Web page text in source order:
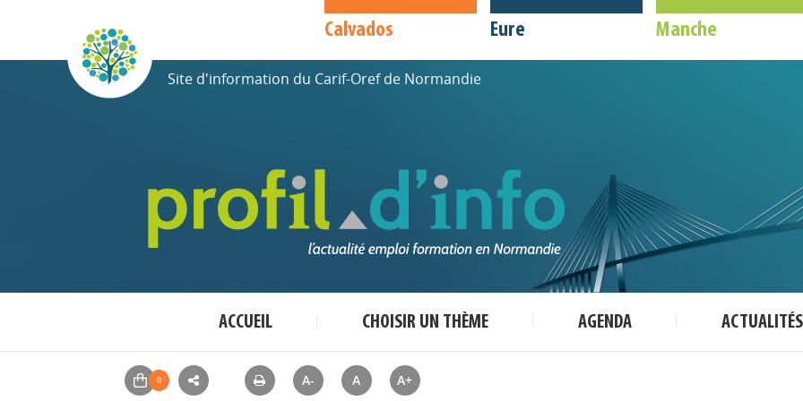
Calvados Eure Manche
Site d'information du Carif-Oref de Normandie
ACCUEIL CHOISIR UN THÈME AGENDA ACTUALITÉS
A- A A+